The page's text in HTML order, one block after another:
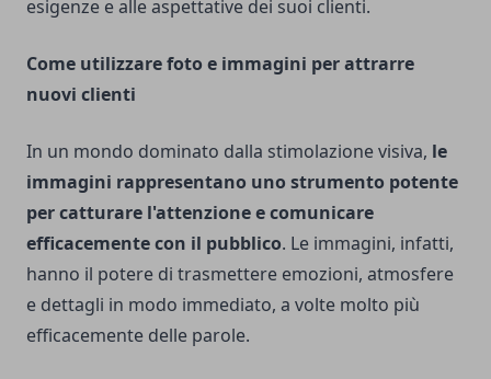
esigenze e alle aspettative dei suoi clienti.
Come utilizzare foto e immagini per attrarre
nuovi clienti
In un mondo dominato dalla stimolazione visiva, le
immagini rappresentano uno strumento potente
per catturare l'attenzione e comunicare
efficacemente con il pubblico. Le immagini, infatti,
hanno il potere di trasmettere emozioni, atmosfere
e dettagli in modo immediato, a volte molto più
efficacemente delle parole.